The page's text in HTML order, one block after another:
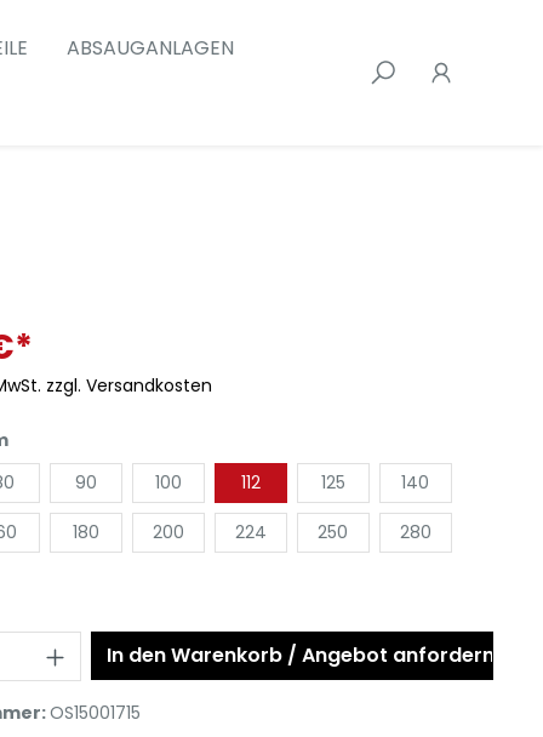
ABSAUGANLAGEN
zzgl. Versandkosten
90 100 112 125 140
180 200 224 250 280
In den Warenkorb / Angebot anfordern
OS15001715